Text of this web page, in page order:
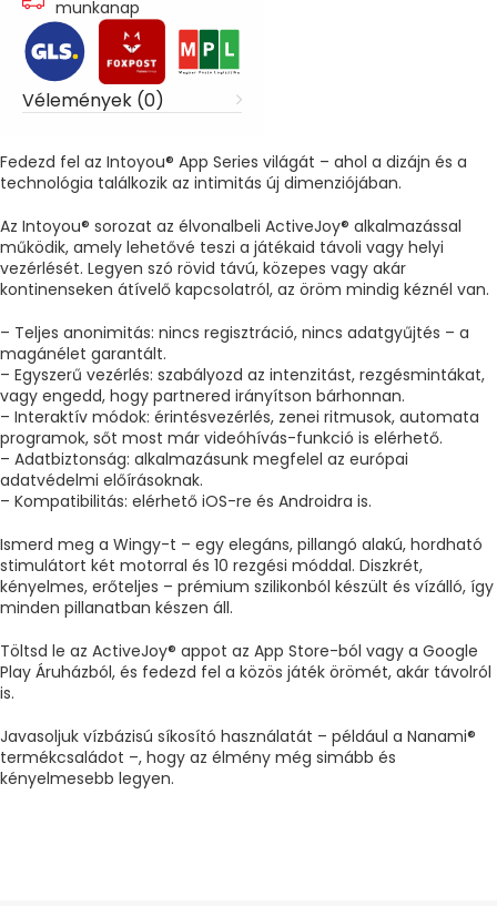
munkanap
Vélemények (0)
Fedezd fel az Intoyou® App Series világát – ahol a dizájn és a
technológia találkozik az intimitás új dimenziójában.
Az Intoyou® sorozat az élvonalbeli ActiveJoy® alkalmazással
működik, amely lehetővé teszi a játékaid távoli vagy helyi
vezérlését. Legyen szó rövid távú, közepes vagy akár
kontinenseken átívelő kapcsolatról, az öröm mindig kéznél van.
– Teljes anonimitás: nincs regisztráció, nincs adatgyűjtés – a
magánélet garantált.
– Egyszerű vezérlés: szabályozd az intenzitást, rezgésmintákat,
vagy engedd, hogy partnered irányítson bárhonnan.
– Interaktív módok: érintésvezérlés, zenei ritmusok, automata
programok, sőt most már videóhívás-funkció is elérhető.
– Adatbiztonság: alkalmazásunk megfelel az európai
adatvédelmi előírásoknak.
– Kompatibilitás: elérhető iOS-re és Androidra is.
Ismerd meg a Wingy-t – egy elegáns, pillangó alakú, hordható
stimulátort két motorral és 10 rezgési móddal. Diszkrét,
kényelmes, erőteljes – prémium szilikonból készült és vízálló, így
minden pillanatban készen áll.
Töltsd le az ActiveJoy® appot az App Store-ból vagy a Google
Play Áruházból, és fedezd fel a közös játék örömét, akár távolról
is.
Javasoljuk vízbázisú síkosító használatát – például a Nanami®
termékcsaládot –, hogy az élmény még simább és
kényelmesebb legyen.